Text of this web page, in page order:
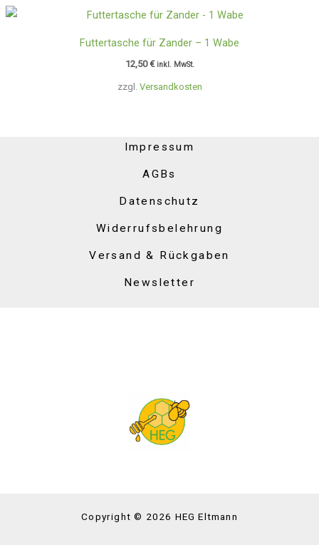
zzgl. Versandkosten
Futtertasche für Zander – 1 Wabe
12,50€ inkl. MwSt.
Impressum
AGBs
Datenschutz
Widerrufsbelehrung
Versand & Rückgaben
Newsletter
Copyright © 2026 HEG Eltmann